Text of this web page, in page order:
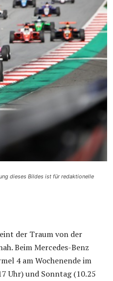
dieses Bildes ist für redaktionelle
der Traum von der
Beim Mercedes-Benz
4 am Wochenende im
Uhr) und Sonntag (10.25